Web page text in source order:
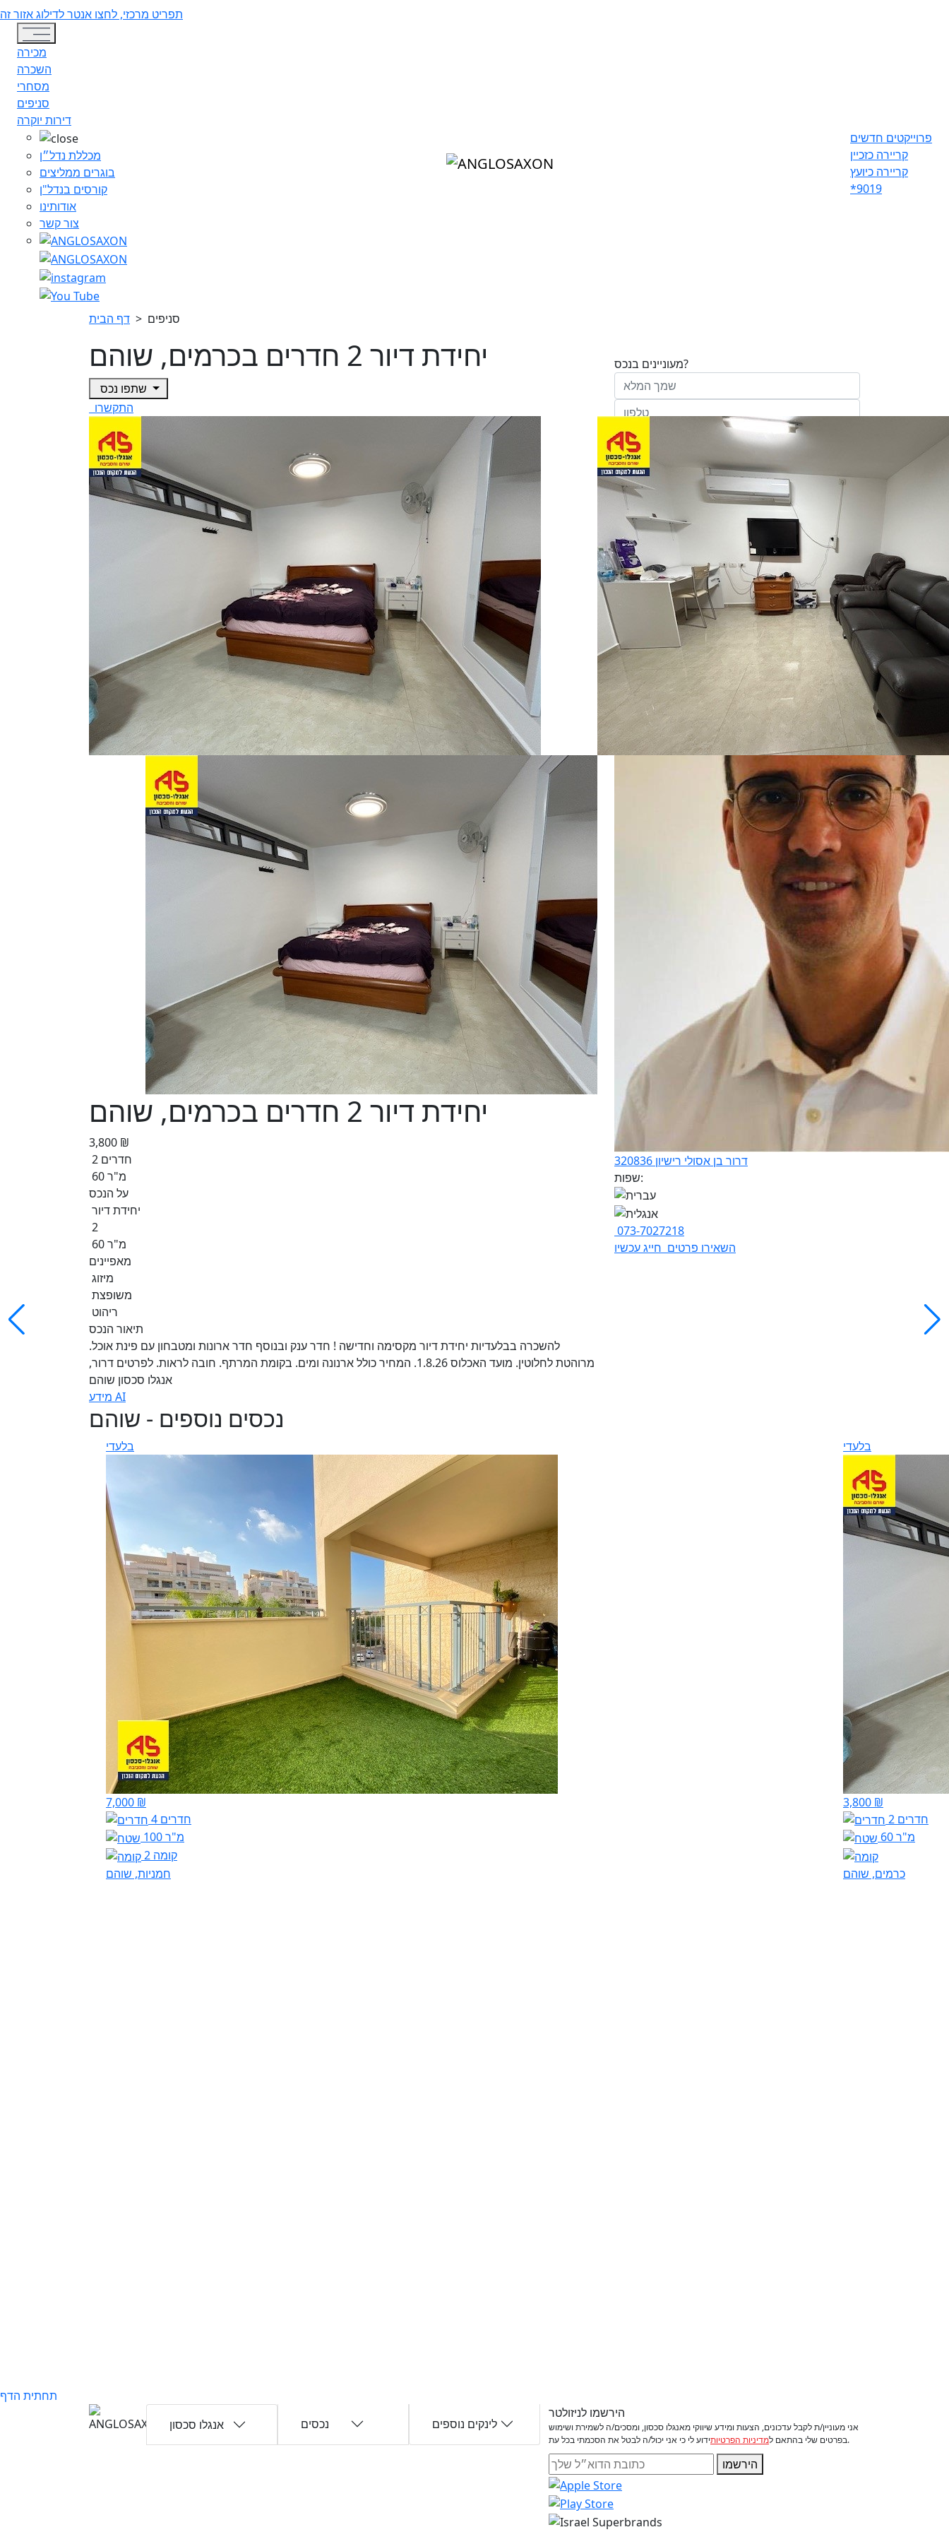
תפריט מרכזי, לחצו אנטר לדילוג אזור זה
Toggle navigation
מכירה
השכרה
מסחרי
סניפים
דירות יוקרה
מכללת נדל״ן
בוגרים ממליצים
קורסים בנדל"ן
אודותינו
צור קשר
פרוייקטים חדשים
קריירה כזכיין
קריירה כיועץ
*9019
דף הבית > סניפים
יחידת דיור 2 חדרים בכרמים, שוהם
התקשרו
יחידת דיור 2 חדרים בכרמים, שוהם
3,800 ₪
2 חדרים
60 מ"ר
על הנכס
יחידת דיור
2
60 מ"ר
מאפיינים
מיזוג
משופצת
ריהוט
תיאור הנכס
להשכרה בבלעדיות יחידת דיור מקסימה וחדישה ! חדר ענק ובנוסף חדר ארונות ומטבחון עם פינת אוכל.
מרוהטת לחלוטין. מועד האכלוס 1.8.26. המחיר כולל ארנונה ומים. בקומת המרתף. חובה לראות. לפרטים דרור,
אנגלו סכסון שוהם
מידע AI
מעוניינים בנכס?
הריני נותן בזאת את הסכמתי המפורשת לקבל
מחב' אנגלו סכסון סוכנות לנכסים (ישראל 1992)
בע"מ ו/או מי מטעמה ("אנגלו סכסון") בדוא"ל,
במסרונים ובשיחת טלפון שיווקית, הצעות ודברי שיווק
ופרסומת כהגדרתם בחוק וכן, שפרטיי האישיים
יישמרו במאגריה וישמשו אותה לשליחת מידע ולקידום
פעילותיה, לרבות אך לא רק, לעריכת ניתוח מידע
ומחקר סטטיסטי.למדיניות הפרטיות של החברה.
דרור בן אסולי רישיון 320836
שפות:
073-7027218
השאירו פרטים חייג עכשיו
נכסים נוספים - שוהם
בלעדי
7,000 ₪
4 חדרים
100 מ"ר
קומה 2
חמניות, שוהם
בלעדי
3,800 ₪
2 חדרים
60 מ"ר
כרמים, שוהם
תחתית הדף
אנגלו סכסון
נכסים לינקים נוספים
הירשמו לניזולטר
אני מעוניין/ת לקבל עדכונים, הצעות ומידע שיווקי מאנגלו סכסון, ומסכים/ה לשמירת ושימוש
בפרטים שלי בהתאם למדיניות הפרטיות ידוע לי כי אני יכול/ה לבטל את הסכמתי בכל עת.
הירשמו